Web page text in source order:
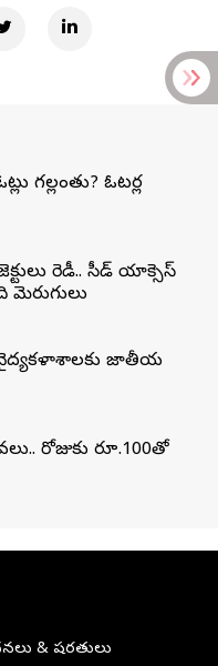
గల్లంతు? ఓటర్ల
రెడీ.. సీడ్‌ యాక్సెస్‌
మెరుగులు
వైద్యకళాశాలకు జాతీయ
రోజుకు రూ.100తో
& షరతులు